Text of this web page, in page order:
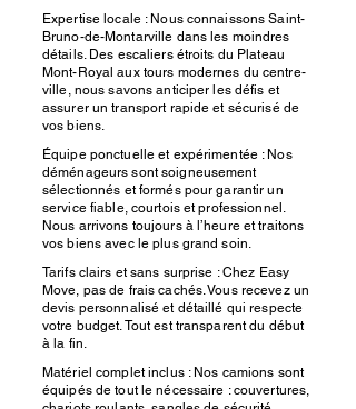
Expertise locale : Nous connaissons Saint-
Bruno-de-Montarville dans les moindres
détails. Des escaliers étroits du Plateau
Mont-Royal aux tours modernes du centre-
ville, nous savons anticiper les défis et
assurer un transport rapide et sécurisé de
vos biens.
Équipe ponctuelle et expérimentée : Nos
déménageurs sont soigneusement
sélectionnés et formés pour garantir un
service fiable, courtois et professionnel.
Nous arrivons toujours à l’heure et traitons
vos biens avec le plus grand soin.
Tarifs clairs et sans surprise : Chez Easy
Move, pas de frais cachés. Vous recevez un
devis personnalisé et détaillé qui respecte
votre budget. Tout est transparent du début
à la fin.
Matériel complet inclus : Nos camions sont
équipés de tout le nécessaire : couvertures,